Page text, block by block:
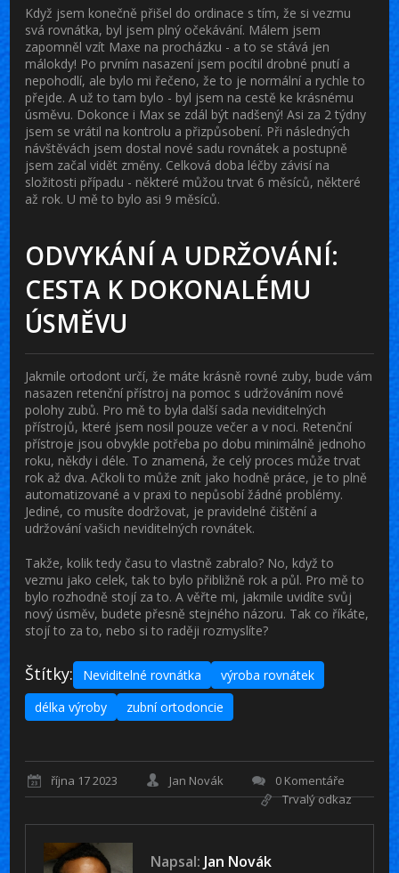
Když jsem konečně přišel do ordinace s tím, že si vezmu
svá rovnátka, byl jsem plný očekávání. Málem jsem
zapomněl vzít Maxe na procházku - a to se stává jen
málokdy! Po prvním nasazení jsem pocítil drobné pnutí a
nepohodlí, ale bylo mi řečeno, že to je normální a rychle to
přejde. A už to tam bylo - byl jsem na cestě ke krásnému
úsměvu. Dokonce i Max se zdál být nadšený! Asi za 2 týdny
jsem se vrátil na kontrolu a přizpůsobení. Při následných
návštěvách jsem dostal nové sadu rovnátek a postupně
jsem začal vidět změny. Celková doba léčby závisí na
složitosti případu - některé můžou trvat 6 měsíců, některé
až rok. U mě to bylo asi 9 měsíců.
ODVYKÁNÍ A UDRŽOVÁNÍ:
CESTA K DOKONALÉMU
ÚSMĚVU
Jakmile ortodont určí, že máte krásně rovné zuby, bude vám
nasazen retenční přístroj na pomoc s udržováním nové
polohy zubů. Pro mě to byla další sada neviditelných
přístrojů, které jsem nosil pouze večer a v noci. Retenční
přístroje jsou obvykle potřeba po dobu minimálně jednoho
roku, někdy i déle. To znamená, že celý proces může trvat
rok až dva. Ačkoli to může znít jako hodně práce, je to plně
automatizované a v praxi to nepůsobí žádné problémy.
Jediné, co musíte dodržovat, je pravidelné čištění a
udržování vašich neviditelných rovnátek.
Takže, kolik tedy času to vlastně zabralo? No, když to
vezmu jako celek, tak to bylo přibližně rok a půl. Pro mě to
bylo rozhodně stojí za to. A věřte mi, jakmile uvidíte svůj
nový úsměv, budete přesně stejného názoru. Tak co říkáte,
stojí to za to, nebo si to raději rozmyslíte?
Štítky: Neviditelné rovnátka
výroba rovnátek
délka výroby
zubní ortodoncie
října 17 2023 Jan Novák
0 Komentáře
Trvalý odkaz
Napsal: Jan Novák